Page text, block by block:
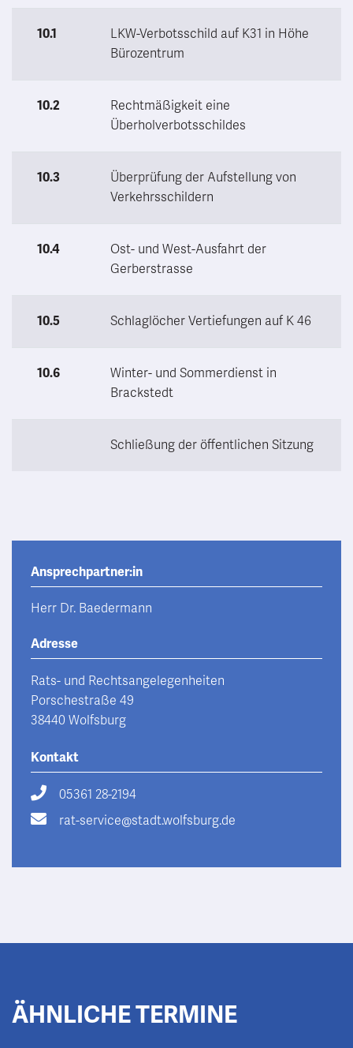
10.1
LKW-Verbotsschild auf K31 in Höhe
Bürozentrum
10.2
Rechtmäßigkeit eine
Überholverbotsschildes
10.3
Überprüfung der Aufstellung von
Verkehrsschildern
10.4
Ost- und West-Ausfahrt der
Gerberstrasse
10.5 Schlaglöcher Vertiefungen auf K 46
10.6
Winter- und Sommerdienst in
Brackstedt
Schließung der öffentlichen Sitzung
Ansprechpartner:in
Herr Dr. Baedermann
Adresse
Rats- und Rechtsangelegenheiten
Porschestraße 49
38440 Wolfsburg
Kontakt
05361 28-2194
rat-service@stadt.wolfsburg.de
ÄHNLICHE TERMINE